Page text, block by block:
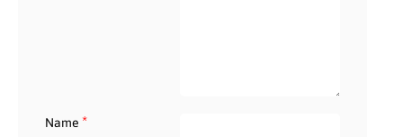
Name *